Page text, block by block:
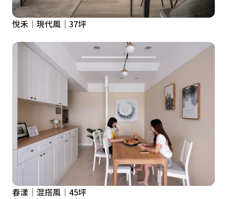
悅禾│現代風│37坪
春漾│混搭風│45坪